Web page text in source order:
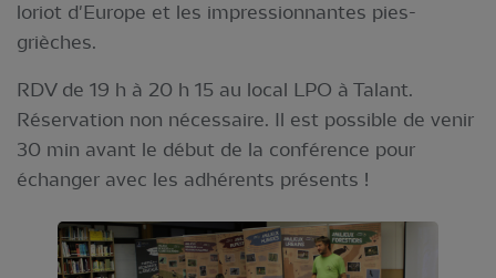
loriot d'Europe et les impressionnantes pies-
grièches.
RDV de 19 h à 20 h 15 au local LPO à Talant.
Réservation non nécessaire. Il est possible de venir
30 min avant le début de la conférence pour
échanger avec les adhérents présents !